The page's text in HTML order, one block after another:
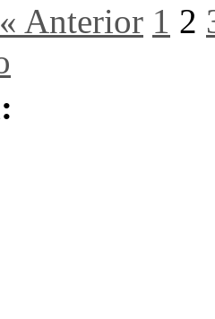
« Anterior 1 2